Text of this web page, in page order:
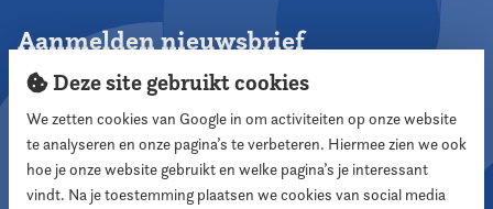
Aanmelden nieuwsbrief
Aanmelden
Deze site gebruikt cookies
We zetten cookies van Google in om activiteiten op onze website
te analyseren en onze pagina’s te verbeteren. Hiermee zien we ook
hoe je onze website gebruikt en welke pagina’s je interessant
vindt. Na je toestemming plaatsen we cookies van social media